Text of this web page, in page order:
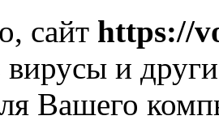
сайт https://
вирусы и
Вашего